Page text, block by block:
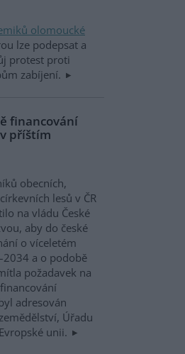
olomoucké
lze podepsat a
protest proti
zabíjení.
financování
příštím
obecních,
lesů v ČR
na vládu České
aby do české
o víceletém
a o podobě
požadavek na
adresován
Úřadu
unii.